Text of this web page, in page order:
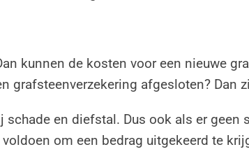
kunnen de kosten voor een nieuwe
grafsteenverzekering afgesloten? Dan
en diefstal. Dus ook als er
om een bedrag uitgekeerd te